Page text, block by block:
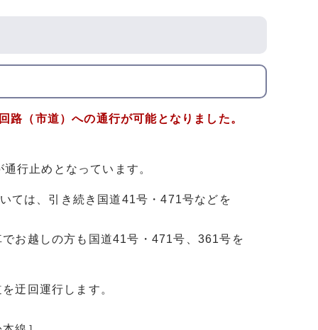
（市道）への通行が可能となりました。
行止めとなっています。
ては、引き続き国道41号・471号などを
お越しの方も国道41号・471号、361号を
迂回運行します。